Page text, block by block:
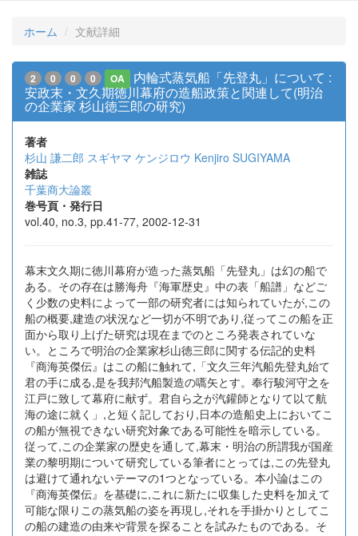
ホーム 文献詳細
2 0 0 0 OA
内輪式蒸気船「先登丸」について :
安政末・文久期徳川幕府の造船政策と関連して(明治
の企業家 杉山徳三郎の研究)
著者
杉山 謙二郎 スギヤマ ケンジロウ Kenjiro SUGIYAMA
雑誌
千葉商大論叢
巻号頁・発行日
vol.40, no.3, pp.41-77, 2002-12-31
幕末文久期に徳川幕府が造った蒸気船「先登丸」は幻の船で
ある。その存在は勝海舟『海軍歴史』中の表「船譜」などご
く少数の史料によって一部の研究者には知られていたが,この
船の概要,建造の状況など一切が不明であり,従ってこの船を正
面から取り上げた研究は現在までのところ発表されていな
い。ところで明治の企業家杉山徳三郎に関する伝記的史料
『商海英傑伝』はこの船に触れて,「文久三年汽船先登丸始て
君の手に成る,是を我邦汽船製造の嚆矢とす。奉行駿河守之を
江戸に致して幕府に献ず。君自ら之が汽鑵師となりて以て航
海の途に就く」,と短く記しており,日本の造船史上においてこ
の船が無視できない研究対象である可能性を暗示している。
従って,この企業家の歴史を通して,幕末・明治の所謂我が国産
業の黎明期について研究している筆者にとっては,この先登丸
は避けて通れないテーマの1つとなっている。本小論はこの
『商海英傑伝』を基礎に,これに新たに収集した史料を加えて
可能な限りこの蒸気船の姿を再現し,それを手掛かりとしてこ
の船の建造の由来や背景を探ることを試みたものである。そ